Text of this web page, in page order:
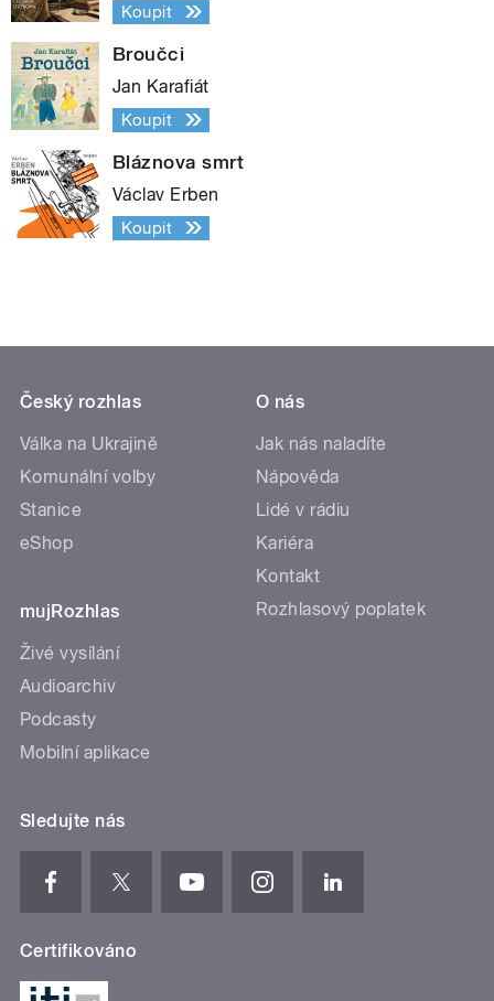
Koupit
Broučci
Jan Karafiát
Koupit
Bláznova smrt
Václav Erben
Koupit
Český rozhlas
Válka na Ukrajině
Komunální volby
Stanice
eShop
mujRozhlas
Živé vysílání
Audioarchiv
Podcasty
Mobilní aplikace
O nás
Jak nás naladíte
Nápověda
Lidé v rádiu
Kariéra
Kontakt
Rozhlasový poplatek
Sledujte nás
Certifikováno